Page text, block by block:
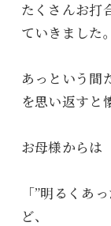
たくさんお打
ていきました。
あっという間
を思い返す
お母様からは
「”明るくあ
ど、